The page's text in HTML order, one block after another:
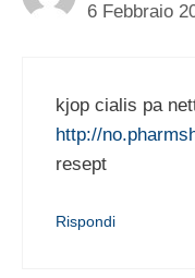
6 Febbraio
kjop cialis pa
http://
resept
Rispondi